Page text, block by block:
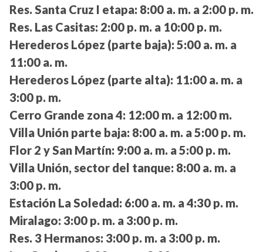
Res. Santa Cruz I etapa: 8:00 a. m. a 2:00 p. m.
Res. Las Casitas: 2:00 p. m. a 10:00 p. m.
Herederos López (parte baja): 5:00 a. m. a
11:00 a. m.
Herederos López (parte alta): 11:00 a. m. a
3:00 p. m.
Cerro Grande zona 4: 12:00 m. a 12:00 m.
Villa Unión parte baja: 8:00 a. m. a 5:00 p. m.
Flor 2 y San Martín: 9:00 a. m. a 5:00 p. m.
Villa Unión, sector del tanque: 8:00 a. m. a
3:00 p. m.
Estación La Soledad: 6:00 a. m. a 4:30 p. m.
Miralago: 3:00 p. m. a 3:00 p. m.
Res. 3 Hermanos: 3:00 p. m. a 3:00 p. m.